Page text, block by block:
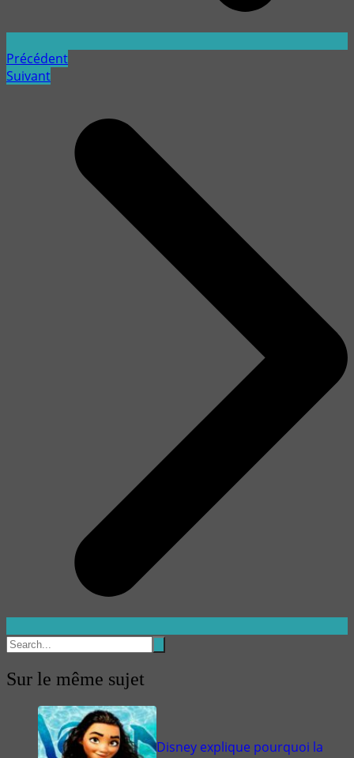
Précédent
Suivant
Sur le même sujet
Disney explique pourquoi la